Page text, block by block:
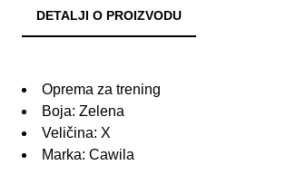
DETALJI O PROIZVODU
Oprema za trening
Boja: Zelena
Veličina: X
Marka: Cawila